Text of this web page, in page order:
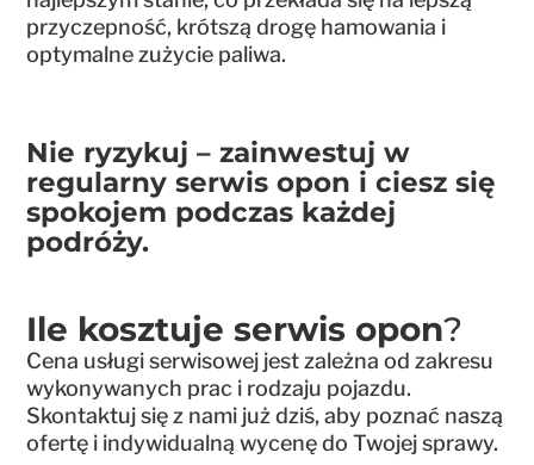
przyczepność, krótszą drogę hamowania i
optymalne zużycie paliwa.
Nie ryzykuj – zainwestuj w
regularny serwis opon i ciesz się
spokojem podczas każdej
podróży.
Ile kosztuje serwis opon?
Cena usługi serwisowej jest zależna od zakresu
wykonywanych prac i rodzaju pojazdu.
Skontaktuj się z nami już dziś, aby poznać naszą
ofertę i indywidualną wycenę do Twojej sprawy.